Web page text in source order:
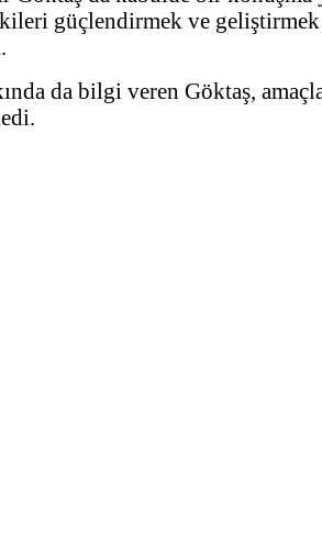
güçlendirmek ve geliştirmek
da bilgi veren Göktaş,